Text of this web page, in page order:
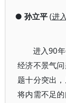
● 孙立平(进
进入90
经济不景气
题十分突出
将内需不足